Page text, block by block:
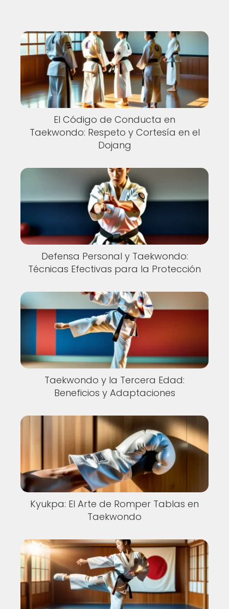
El Código de Conducta en
Taekwondo: Respeto y Cortesía en el
Dojang
Defensa Personal y Taekwondo:
Técnicas Efectivas para la Protección
Taekwondo y la Tercera Edad:
Beneficios y Adaptaciones
Kyukpa: El Arte de Romper Tablas en
Taekwondo